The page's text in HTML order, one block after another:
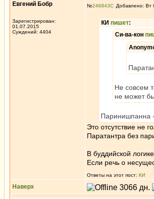
Евгений Бобр
Зарегистрирован:
01.07.2015
Суждений: 4404
№246843 Добавлено: Вт
КИ пишет:
Си-ва-кон
Не совсем
не может
Паринишпанна
Это отсутствие не
Паратантра без
В буддийской
Если речь о
Ответы на этот пост: КИ
Наверх